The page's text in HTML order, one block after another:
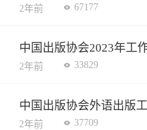
2年前 67177
中国出版协会2023年工
2年前 33829
中国出版协会外语出版
2年前 37709